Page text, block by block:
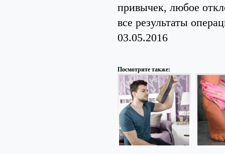
привычек, любое
все результаты
03.05.2016
Посмотрите также: